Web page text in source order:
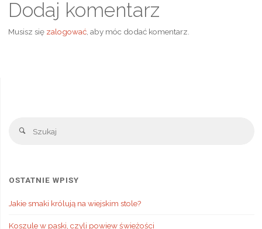
Dodaj komentarz
Musisz się zalogować, aby móc dodać komentarz.
Szukaj
OSTATNIE WPISY
Jakie smaki królują na wiejskim stole?
Koszule w paski, czyli powiew świeżości